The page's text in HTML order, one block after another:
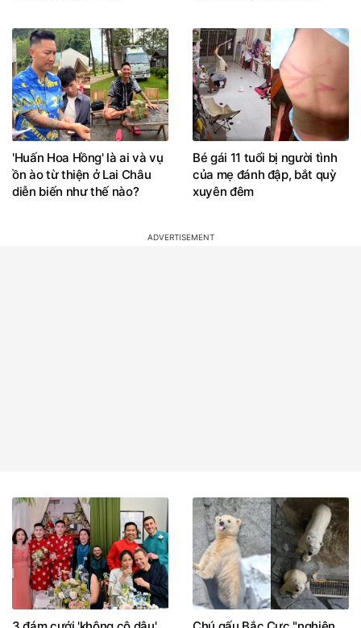
'Huấn Hoa Hồng' là ai và vụ
ồn ào từ thiện ở Lai Châu
diễn biến như thế nào?
Bé gái 11 tuổi bị người tình
của mẹ đánh đập, bắt quỳ
xuyên đêm